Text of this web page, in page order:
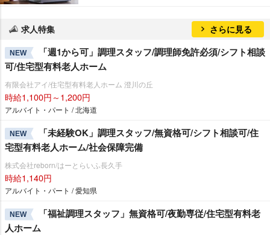
求人特集 さらに見る
NEW
「週1から可」調理スタッフ/調理師免許必須/シフト相談
可/住宅型有料老人ホーム
有限会社アイ/住宅型有料老人ホーム 澄川の丘
時給1,100円～1,200円
アルバイト・パート / 北海道
NEW
「未経験OK」調理スタッフ/無資格可/シフト相談可/住
宅型有料老人ホーム/社会保障完備
株式会社reborn/はーとらいふ長久手
時給1,140円
アルバイト・パート / 愛知県
NEW
「福祉調理スタッフ」無資格可/夜勤専従/住宅型有料老
人ホーム